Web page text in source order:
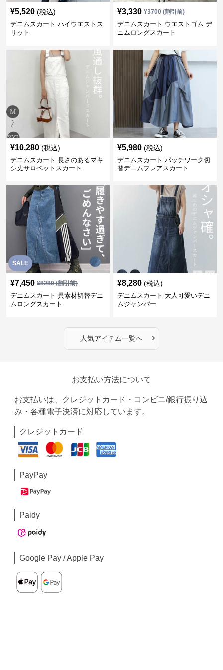
¥5,520 (税込)
デニムスカート ハイウエストス
リット
¥3,330 ¥3700(割引前)
デニムスカート ウエストゴム デ
ニムロングスカート
¥10,280 (税込)
デニムスカート 長さのあるマキ
シ丈サロペットスカート
¥5,980 (税込)
デニムスカート パッチワーク切
替デニムフレアスカート
SALE
¥7,450 ¥8280(割引前)
デニムスカート 異素材切替デニ
ムロングスカート
¥8,280 (税込)
デニムスカート 大人可愛いデニ
ムジャンパー
人気アイテム一覧へ ›
お支払い方法について
お支払いは、クレジットカード・コンビニ/銀行振り込
み・各種電子決済に対応しています。
クレジットカード
PayPay
Paidy
Google Pay / Apple Pay